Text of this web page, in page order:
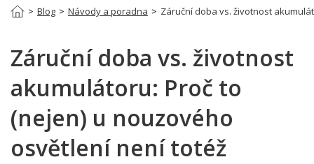
> Blog > Návody a poradna > Záruční doba vs. životnost
Záruční doba vs. životnost
akumulátoru: Proč to
(nejen) u nouzového
osvětlení není totéž